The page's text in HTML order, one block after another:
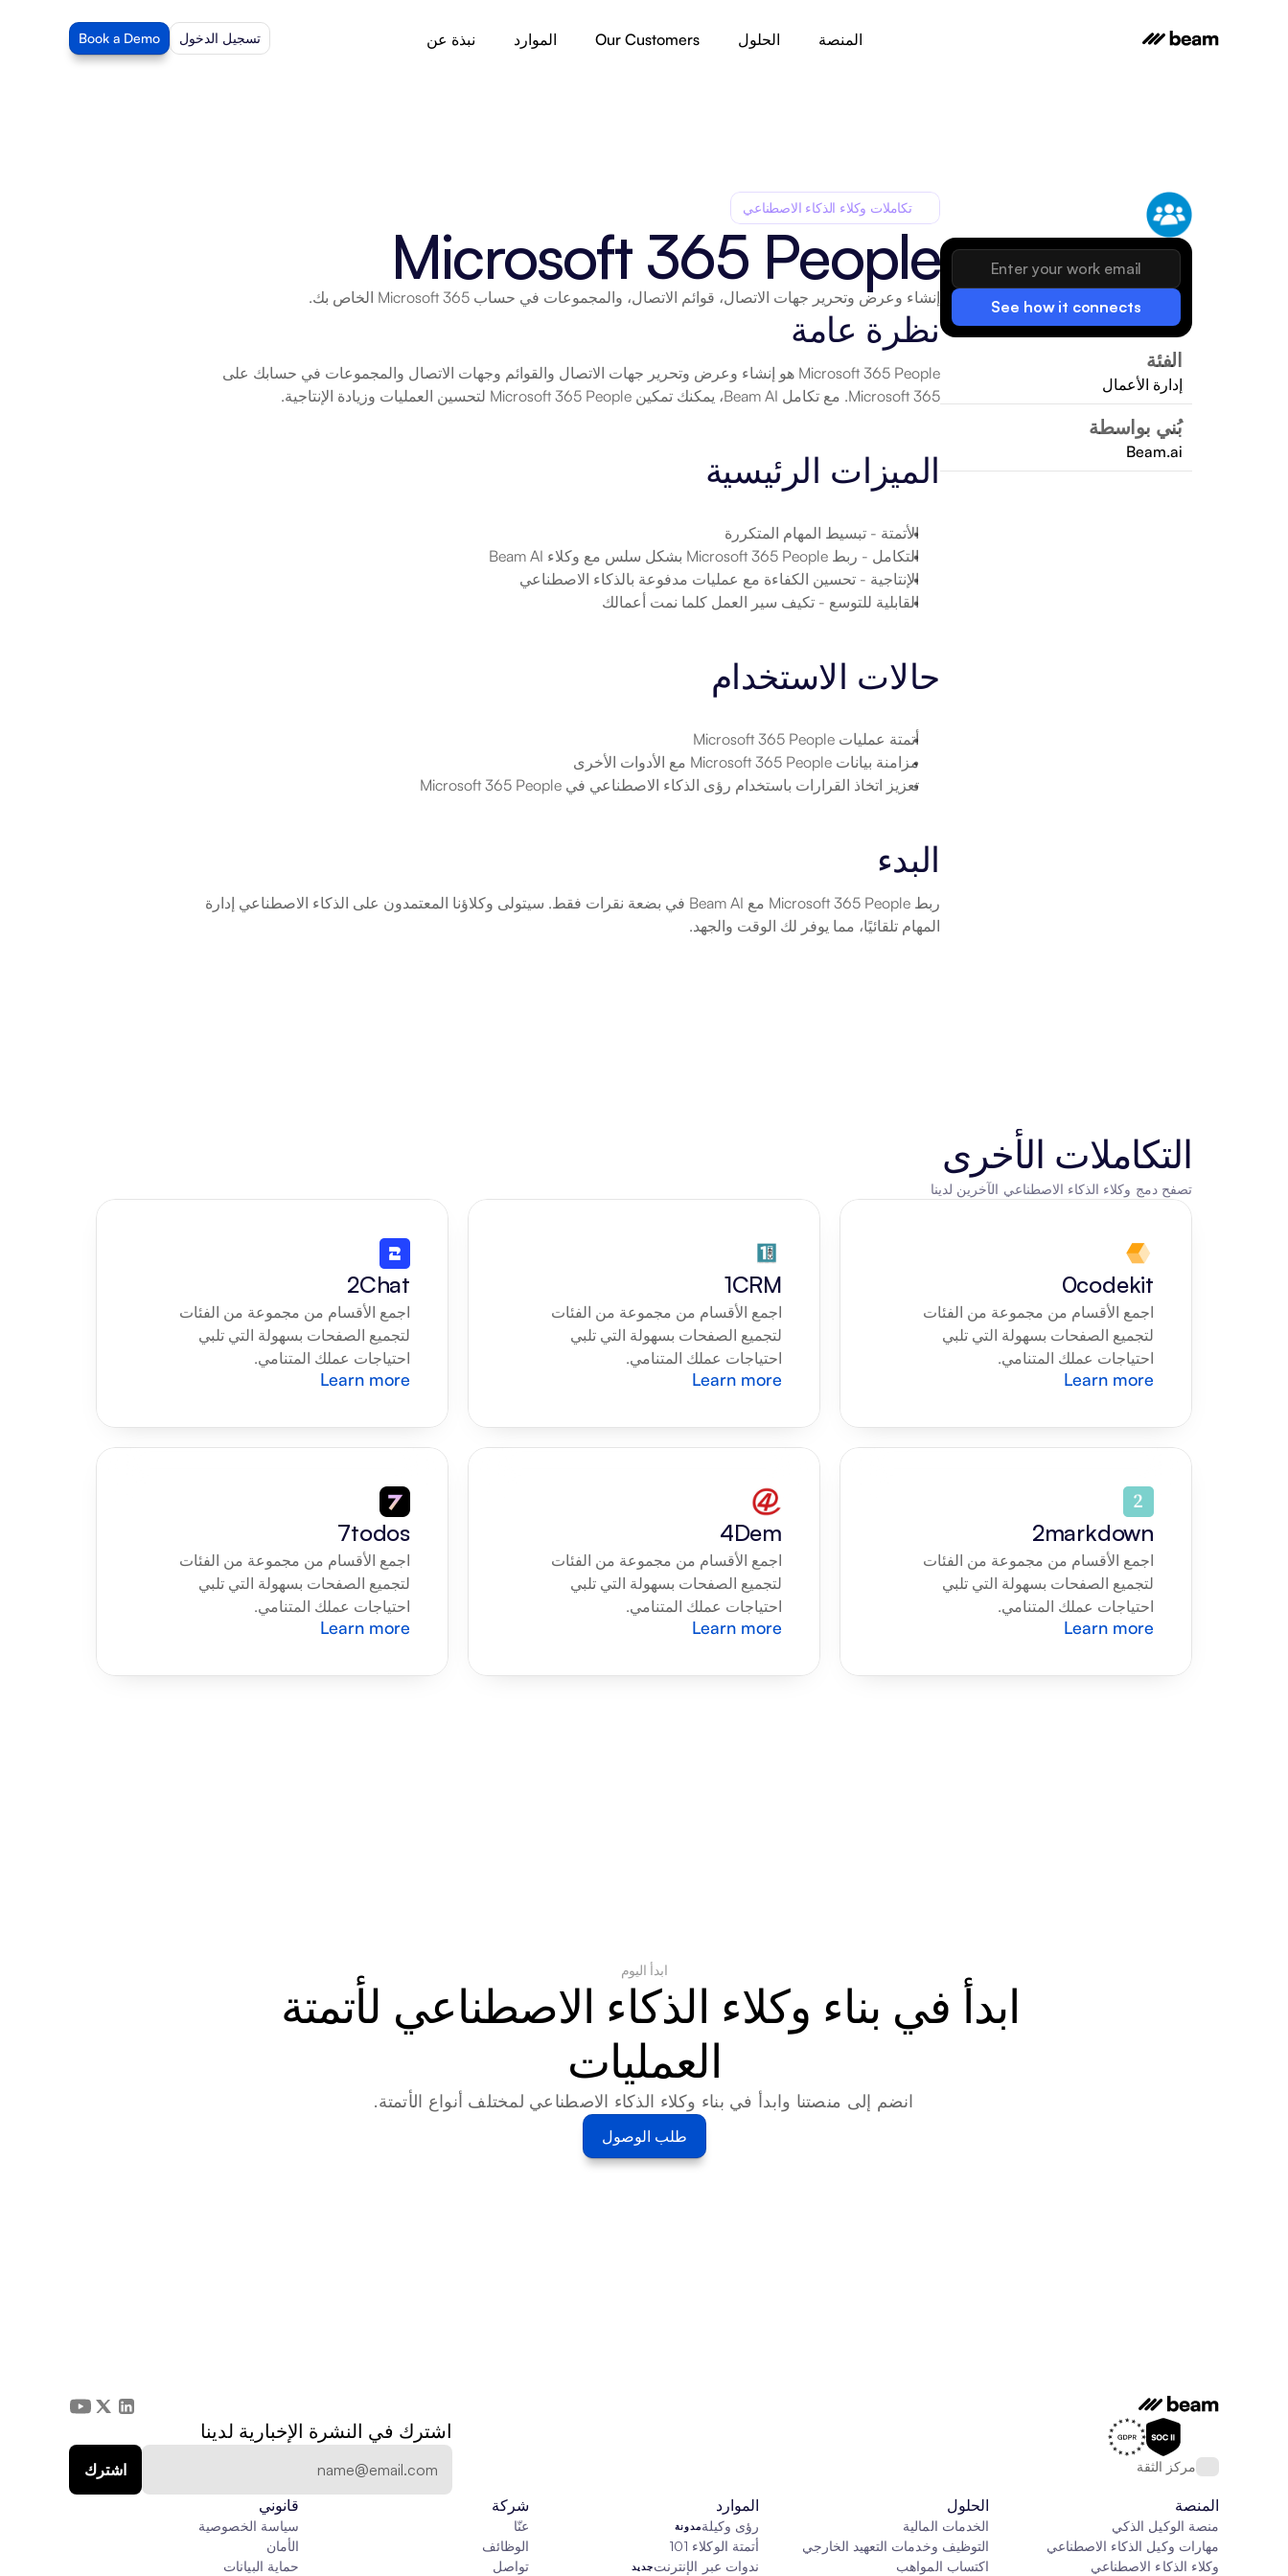
See how it connects
الفئة
إدارة الأعمال
بُني بواسطة
Beam.ai
تكاملات وكلاء الذكاء الاصطناعي
Microsoft 365 People
إنشاء وعرض وتحرير جهات الاتصال، قوائم الاتصال، والمجموعات في حساب Microsoft 365 الخاص بك.
نظرة عامة
Microsoft 365. مع تكامل Beam AI، يمكنك تمكين Microsoft 365 People لتحسين العمليات وزيادة الإنتاجية.
الميزات الرئيسية
الأتمتة - تبسيط المهام المتكررة
التكامل - ربط Microsoft 365 People بشكل سلس مع وكلاء Beam AI
الإنتاجية - تحسين الكفاءة مع عمليات مدفوعة بالذكاء الاصطناعي
القابلية للتوسع - تكيف سير العمل كلما نمت أعمالك
حالات الاستخدام
أتمتة عمليات Microsoft 365 People
مزامنة بيانات Microsoft 365 People مع الأدوات الأخرى
تعزيز اتخاذ القرارات باستخدام رؤى الذكاء الاصطناعي في Microsoft 365 People
البدء
المهام تلقائيًا، مما يوفر لك الوقت والجهد.
التكاملات الأخرى
تصفح دمج وكلاء الذكاء الاصطناعي الآخرين لدينا
0codekit
احتياجات عملك المتنامي.
Learn more
1CRM
احتياجات عملك المتنامي.
Learn more
2Chat
احتياجات عملك المتنامي.
Learn more
2markdown
احتياجات عملك المتنامي.
Learn more
4Dem
احتياجات عملك المتنامي.
Learn more
7todos
احتياجات عملك المتنامي.
Learn more
ابدأ اليوم
العمليات
انضم إلى منصتنا وابدأ في بناء وكلاء الذكاء الاصطناعي لمختلف أنواع الأتمتة.
طلب الوصول
مركز الثقة
اشترك في النشرة الإخبارية لدينا
المنصة
منصة الوكيل الذكي
مهارات وكيل الذكاء الاصطناعي
وكلاء الذكاء الاصطناعي
الحلول
الخدمات المالية
التوظيف وخدمات التعهيد الخارجي
اكتساب المواهب
الموارد
رؤى وكيلةمدونة
أتمتة الوكلاء 101
ندوات عبر الإنترنتجديد
شركة
عنّا
الوظائف
تواصل
قانوني
سياسة الخصوصية
الأمان
حماية البيانات
المنصة الحلول Our Customers الموارد نبذة عن تسجيل الدخول Book a Demo